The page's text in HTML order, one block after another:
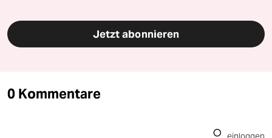
Jetzt abonnieren
0 Kommentare